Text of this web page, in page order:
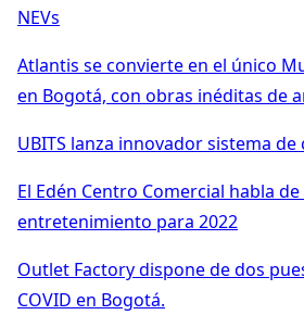
NEVs
Atlantis se convierte en el único
en Bogotá, con obras inéditas de
UBITS lanza innovador sistema de
El Edén Centro Comercial habla
entretenimiento para 2022
Outlet Factory dispone de dos
COVID en Bogotá.